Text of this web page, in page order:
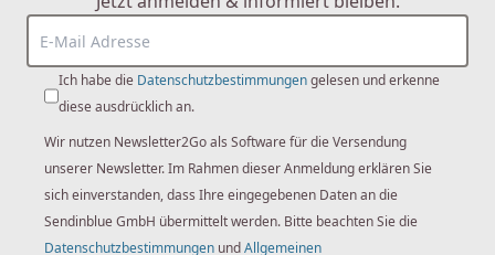
Ich habe die Datenschutzbestimmungengelesen und erkenne
diese ausdrücklich an.
Wir nutzen Newsletter2Go als Software für die Versendung
unserer Newsletter. Im Rahmen dieser Anmeldung erklären Sie
sich einverstanden, dass Ihre eingegebenen Daten an die
Sendinblue GmbH übermittelt werden. Bitte beachten Sie die
Datenschutzbestimmungen undAllgemeinen